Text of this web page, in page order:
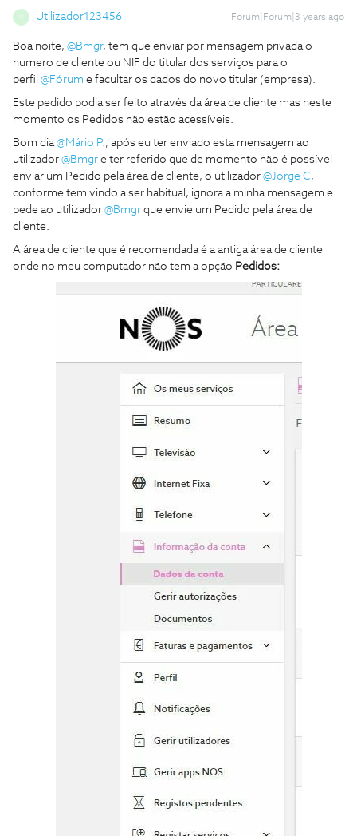
Utilizador123456 Forum|Forum|3 years ago
Boa noite, @Bmgr, tem que enviar por mensagem privada o
numero de cliente ou NIF do titular dos serviços para o
perfil @Fórum e facultar os dados do novo titular (empresa).
Este pedido podia ser feito através da área de cliente mas neste
momento os Pedidos não estão acessíveis.
Bom dia@Mário P., após eu ter enviado esta mensagem ao
utilizador @Bmgr e ter referido que de momento não é possível
enviar um Pedido pela área de cliente, o utilizador @Jorge C,
conforme tem vindo a ser habitual, ignora a minha mensagem e
pede ao utilizador @Bmgr que envie um Pedido pela área de
cliente.
A área de cliente que é recomendada é a antiga área de cliente
onde no meu computador não tem a opção Pedidos: